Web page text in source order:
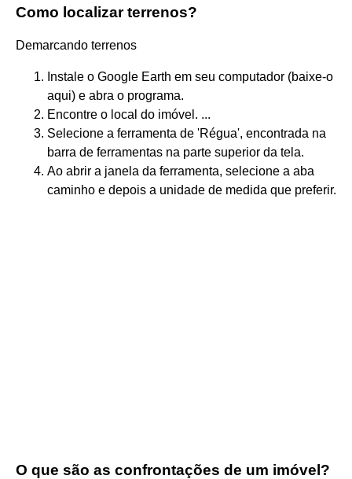
Como localizar terrenos?
Demarcando terrenos
Instale o Google Earth em seu computador (baixe-o
aqui) e abra o programa.
Encontre o local do imóvel. ...
Selecione a ferramenta de 'Régua', encontrada na
barra de ferramentas na parte superior da tela.
Ao abrir a janela da ferramenta, selecione a aba
caminho e depois a unidade de medida que preferir.
O que são as confrontações de um imóvel?